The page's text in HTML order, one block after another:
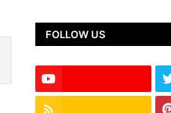
FOLLOW US